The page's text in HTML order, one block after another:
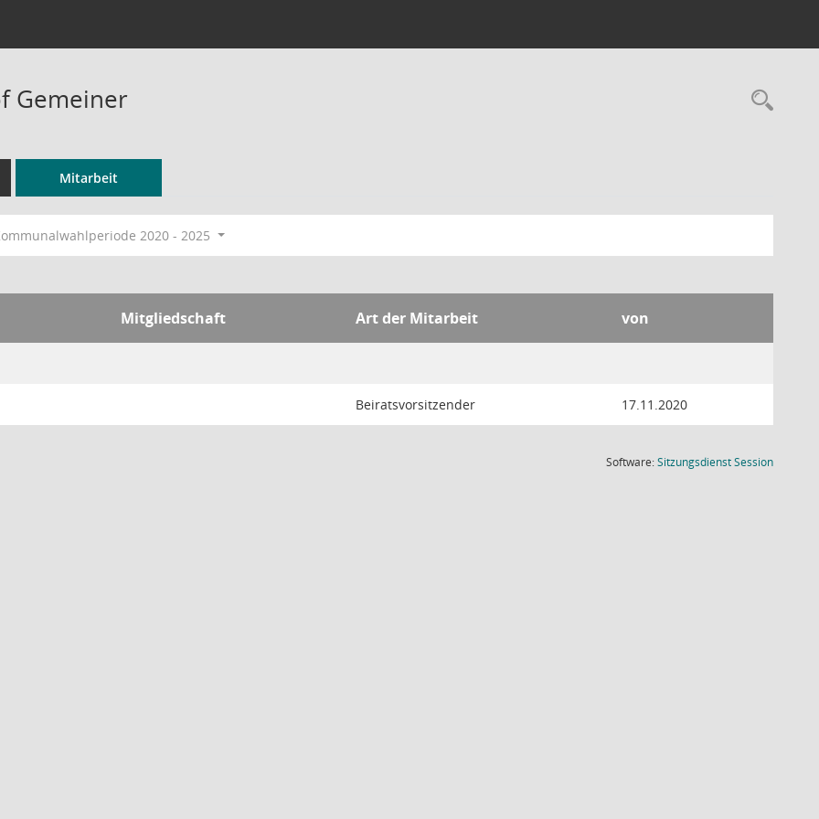
Gemeiner
Mitarbeit
2020 - 2025
Mitgliedschaft Art der Mitarbeit von
Beiratsvorsitzender 17.11.2020
Software:SitzungsdienstSession(Wird in